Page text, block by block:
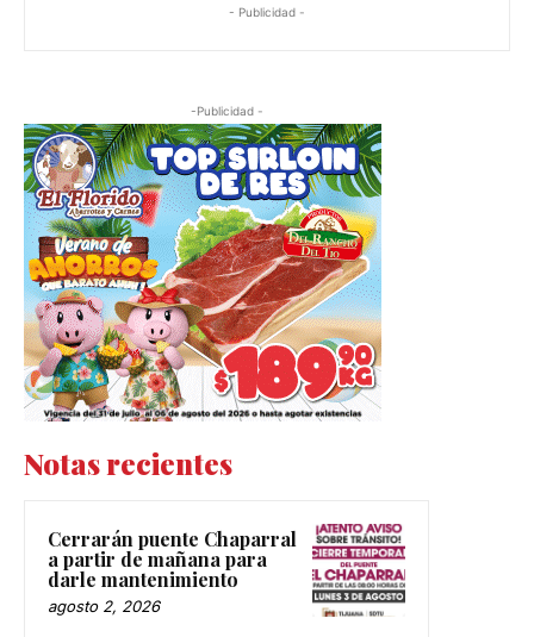
- Publicidad -
-Publicidad -
Notas recientes
Cerrarán puente Chaparral
a partir de mañana para
darle mantenimiento
agosto 2, 2026